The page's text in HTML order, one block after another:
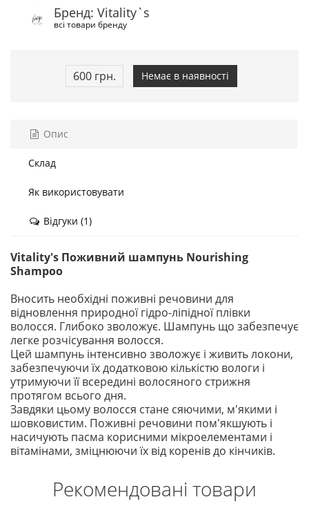
Бренд: Vitality`s
всі товари бренду
600 грн. Немає в наявності
Опис
Склад
Як використовувати
Відгуки (1)
Vitality's Поживний шампунь Nourishing
Shampoo
Вносить необхідні поживні речовини для
відновлення природної гідро-ліпідної плівки
волосся. Глибоко зволожує. Шампунь що забезпечує
легке розчісування волосся.
Цей шампунь інтенсивно зволожує і живить локони,
забезпечуючи їх додатковою кількістю вологи і
утримуючи її всередині волосяного стрижня
протягом всього дня.
Завдяки цьому волосся стане сяючими, м'якими і
шовковистим. Поживні речовини пом'якшують і
насичують пасма корисними мікроелементами і
вітамінами, зміцнюючи їх від коренів до кінчиків.
Рекомендовані товари